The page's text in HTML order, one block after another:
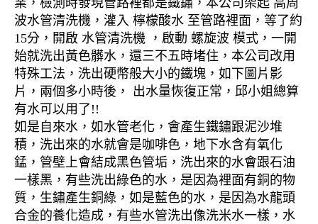
業，檢測時發現管路裡都是鐵鏽，本公司架起 高周
波水管清洗機，灌入 檸檬酸水 至管路裡面，等了約
15分，開啟 水管清洗機 ，啟動 螺旋波 模式，一開
始就洗出黃色髒水，還三不五時堵住，本公司改用
特殊工法，洗出硬幣般大小的鐵塊，如下圖片影
片，兩個多小時後， 出水量恢復正常，邱小姐總算
有水可以用了!!
如是自來水，如水管老化，會產生鐵鏽跟泥沙堆
積，洗出來的水就會是咖啡色，地下水含有氧化
錳，管壁上會結成黑色管垢，洗出來的水會跟石油
一樣黑，有些洗出綠色的水，是因為裡面有銅的物
質，生鏽產生銅綠，如是藍色的水，是因為水龍頭
合金的養化造成，有些水管洗出像洗米水一樣，水